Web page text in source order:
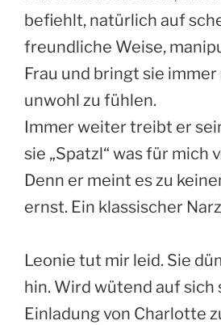
befiehlt, natürlich auf
freundliche Weise,
Frau und bringt sie
unwohl zu fühlen.
Immer weiter treibt er
sie „Spatzl“ was für mich
Denn er meint es zu
ernst. Ein klassischer
Leonie tut mir leid. Sie
hin. Wird wütend auf sich
Einladung von Charlotte